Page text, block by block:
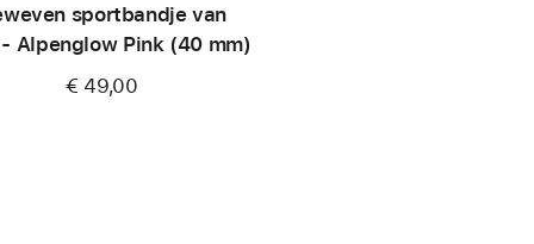
sportbandje van
Alpenglow Pink (40 mm)
€ 49,00